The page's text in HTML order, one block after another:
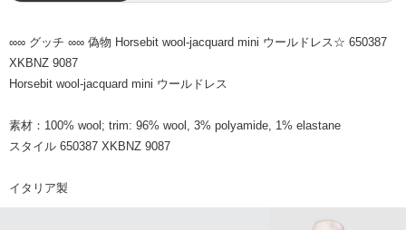
∞∞ グッチ ∞∞ 偽物 Horsebit wool-jacquard mini ウールドレス☆ 650387
XKBNZ 9087
Horsebit wool-jacquard mini ウールドレス
素材：100% wool; trim: 96% wool, 3% polyamide, 1% elastane
スタイル 650387 XKBNZ 9087
イタリア製